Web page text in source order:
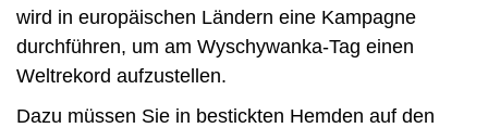
wird in europäischen Ländern eine Kampagne
durchführen, um am Wyschywanka-Tag einen
Weltrekord aufzustellen.
Dazu müssen Sie in bestickten Hemden auf den